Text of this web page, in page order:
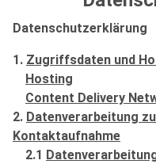
Datenschutzerklärung
1. Zugriffsdaten und
Hosting
Content Delivery
2. Datenverarbeitung
Kontaktaufnahme
2.1